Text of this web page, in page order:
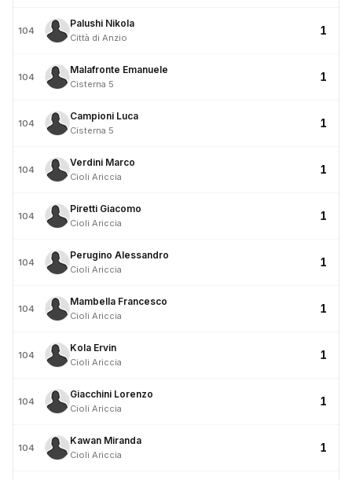
104
Palushi Nikola
Città di Anzio
1
104
Malafronte Emanuele
Cisterna 5
1
104
Campioni Luca
Cisterna 5
1
104
Verdini Marco
Cioli Ariccia
1
104
Piretti Giacomo
Cioli Ariccia
1
104
Perugino Alessandro
Cioli Ariccia
1
104
Mambella Francesco
Cioli Ariccia
1
104
Kola Ervin
Cioli Ariccia
1
104
Giacchini Lorenzo
Cioli Ariccia
1
104
Kawan Miranda
Cioli Ariccia
1